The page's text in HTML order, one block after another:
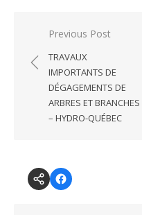
Previous Post
TRAVAUX
IMPORTANTS DE
DÉGAGEMENTS DE
ARBRES ET BRANCHES
– HYDRO-QUÉBEC